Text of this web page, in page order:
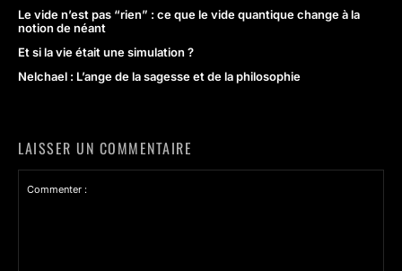
Le vide n’est pas “rien” : ce que le vide quantique change à la
notion de néant
Et si la vie était une simulation ?
Nelchael : L’ange de la sagesse et de la philosophie
LAISSER UN COMMENTAIRE